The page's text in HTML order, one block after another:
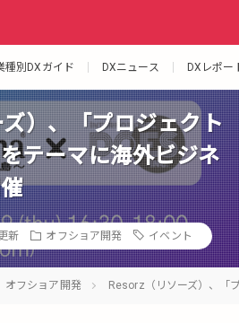
種別DXガイド DXニュース DXレポー
）、「プロジェクト
テーマに海外ビジネ
更新 オフショア開発 イベント
オフショア開発 Resorz（リソーズ）、「